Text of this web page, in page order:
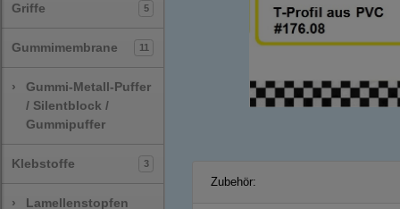
Griffe 5
Gummimembrane 11
›
Gummi-Metall-Puffer
/ Silentblock /
Gummipuffer
Klebstoffe 3
› Lamellenstopfen
Zubehör: